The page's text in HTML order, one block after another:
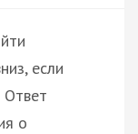
если
Ответ
о